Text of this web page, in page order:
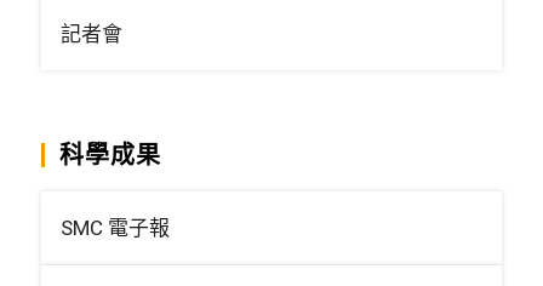
記者會
科學成果
SMC 電子報